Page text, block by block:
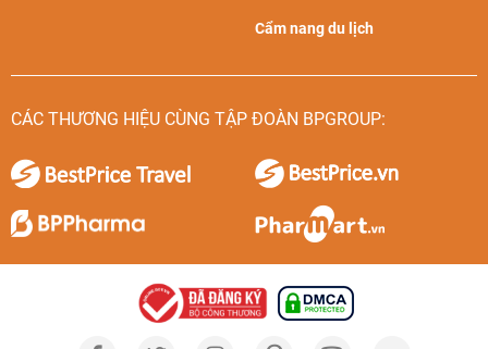
Cẩm nang du lịch
CÁC THƯƠNG HIỆU CÙNG TẬP ĐOÀN BPGROUP: